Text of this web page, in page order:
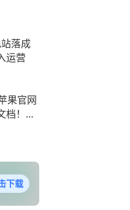
落成
运营
果官网
档！国
下载